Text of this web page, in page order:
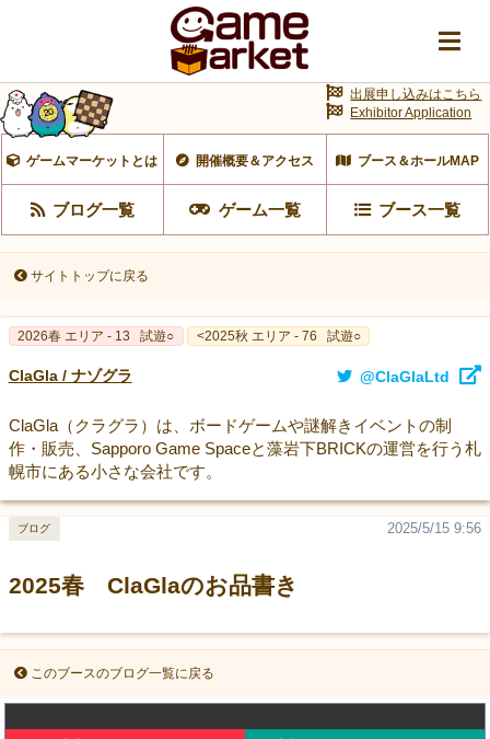
ゲームマーケットとは 開催概要＆アクセス ブース＆ホールMAP
ブログ一覧 ゲーム一覧 ブース一覧
出展申し込みはこちら
Exhibitor Application
サイトトップに戻る
2026春 エリア - 13 試遊○ <2025秋 エリア - 76 試遊○
ClaGla / ナゾグラ @ClaGlaLtd
ClaGla（クラグラ）は、ボードゲームや謎解きイベントの制
作・販売、Sapporo Game Spaceと藻岩下BRICKの運営を行う札
幌市にある小さな会社です。
2025春 ClaGlaのお品書き
2025/5/15 9:56
ブログ
このブースのブログ一覧に戻る